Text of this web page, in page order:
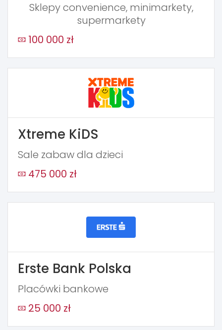
Sklepy convenience, minimarkety,
supermarkety
100 000 zł
Xtreme KiDS
Sale zabaw dla dzieci
475 000 zł
Erste Bank Polska
Placówki bankowe
25 000 zł